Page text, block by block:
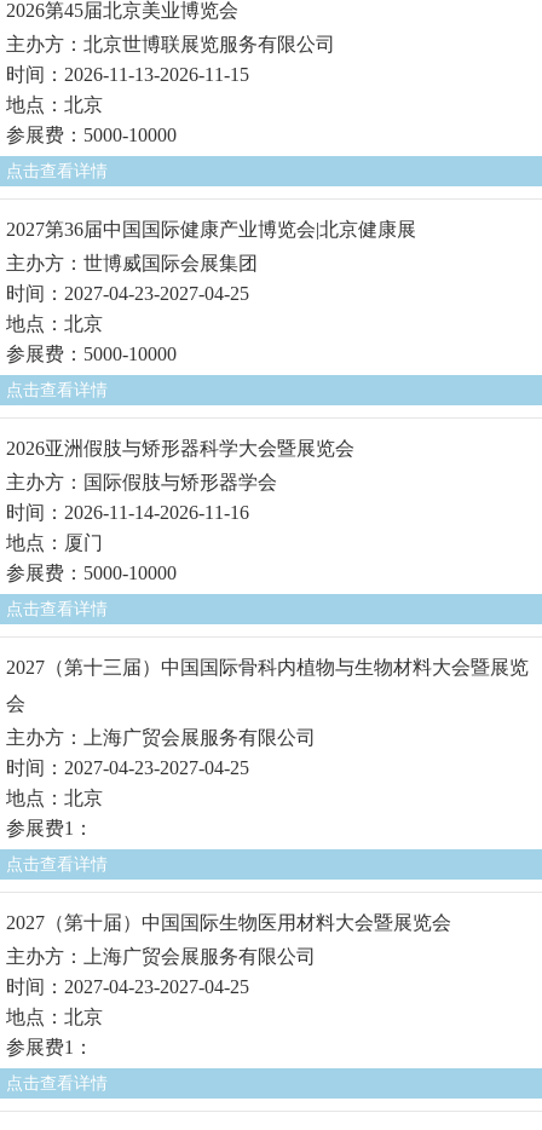
2026第45届北京美业博览会
主办方：北京世博联展览服务有限公司
时间：2026-11-13-2026-11-15
地点：北京
参展费：5000-10000
点击查看详情
2027第36届中国国际健康产业博览会|北京健康展
主办方：世博威国际会展集团
时间：2027-04-23-2027-04-25
地点：北京
参展费：5000-10000
点击查看详情
2026亚洲假肢与矫形器科学大会暨展览会
主办方：国际假肢与矫形器学会
时间：2026-11-14-2026-11-16
地点：厦门
参展费：5000-10000
点击查看详情
2027（第十三届）中国国际骨科内植物与生物材料大会暨展览
会
主办方：上海广贸会展服务有限公司
时间：2027-04-23-2027-04-25
地点：北京
参展费1：
点击查看详情
2027（第十届）中国国际生物医用材料大会暨展览会
主办方：上海广贸会展服务有限公司
时间：2027-04-23-2027-04-25
地点：北京
参展费1：
点击查看详情